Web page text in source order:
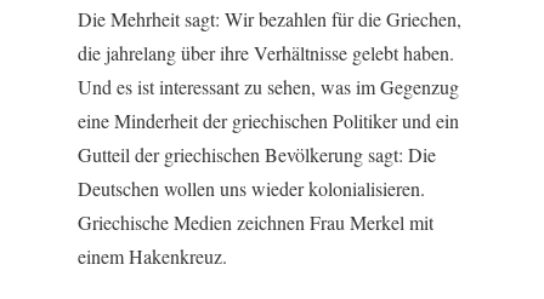
Die Mehrheit sagt: Wir bezahlen für die Griechen,
die jahrelang über ihre Verhältnisse gelebt haben.
Und es ist interessant zu sehen, was im Gegenzug
eine Minderheit der griechischen Politiker und ein
Gutteil der griechischen Bevölkerung sagt: Die
Deutschen wollen uns wieder kolonialisieren.
Griechische Medien zeichnen Frau Merkel mit
einem Hakenkreuz.